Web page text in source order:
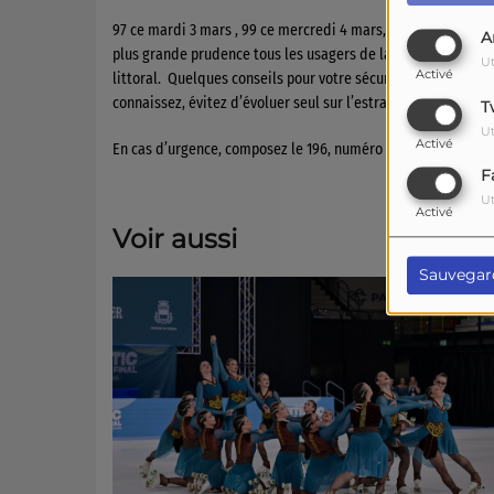
Activé
Activé
Activé
97 ce mardi 3 mars , 99 ce mercredi 4 mars, de forts
plus grande prudence tous les usagers de la mer, et en
littoral. Quelques conseils pour votre sécurité : prenez
connaissez, évitez d’évoluer seul sur l’estran et informez
En cas d’urgence, composez le 196, numéro national
Voir aussi